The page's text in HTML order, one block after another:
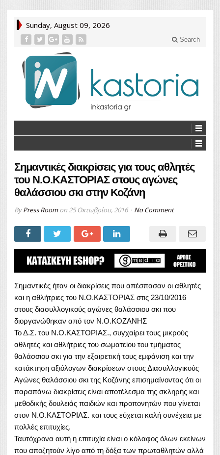
Sunday, August 09, 2026
Search
Σημαντικές διακρίσεις για τους αθλητές
του Ν.Ο.ΚΑΣΤΟΡΙΑΣ στους αγώνες
θαλάσσιου σκι στην Κοζάνη
ByPress Roomon 25 Οκτωβρίου, 2016 No Comment
Σημαντικές ήταν οι διακρίσεις που απέσπασαν οι αθλητές
και η αθλήτριες του Ν.Ο.ΚΑΣΤΟΡΙΑΣ στις 23/10/2016
στους διασυλλογικούς αγώνες θαλάσσιου σκι που
διοργανώθηκαν από τον Ν.Ο.ΚΟΖΑΝΗΣ
Το Δ.Σ. του Ν.Ο.ΚΑΣΤΟΡΙΑΣ., συγχαίρει τους μικρούς
αθλητές και αθλήτριες του σωματείου του τμήματος
θαλάσσιου σκι για την εξαιρετική τους εμφάνιση και την
κατάκτηση αξιόλογων διακρίσεων στους Διασυλλογικούς
Αγώνες θαλάσσιου σκι της Κοζάνης επισημαίνοντας ότι οι
παραπάνω διακρίσεις είναι αποτέλεσμα της σκληρής και
μεθοδικής δουλειάς παιδιών και προπονητών που γίνεται
στον Ν.Ο.ΚΑΣΤΟΡΙΑΣ. και τους εύχεται καλή συνέχεια με
πολλές επιτυχίες.
Ταυτόχρονα αυτή η επιτυχία είναι ο κόλαφος όλων εκείνων
που αποζητούν λίγο από τη δόξα των πρωταθλητών αλλά